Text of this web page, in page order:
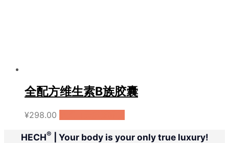
全配方维生素B族胶囊
¥298.00
HECH® | Your body is your only true luxury!